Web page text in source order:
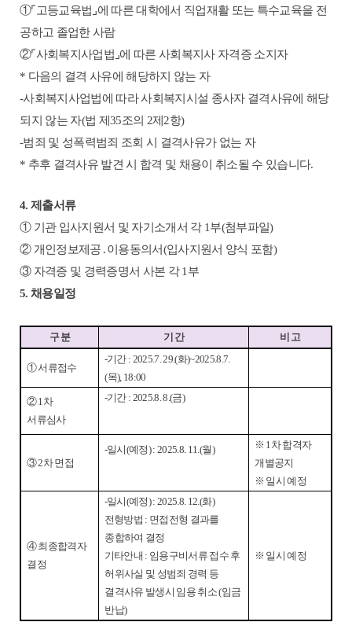
①⌜고등교육법 ⌟에 따른 대학에서 직업재활 또는 특수교육을 전
공하고 졸업한 사람
②⌜사회복지사업법 ⌟에 따른 사회복지사 자격증 소지자
* 다음의 결격 사유에 해당하지 않는 자
-사회복지사업법에 따라 사회복지시설 종사자 결격사유에 해당
되지 않는 자(법 제35조의 2제 2항)
-범죄 및 성폭력범죄 조회 시 결격사유가 없는 자
* 추후 결격사유 발견 시 합격 및 채용이 취소될 수 있습니다.
4. 제출서류
① 기관 입사지원서 및 자기소개서 각 1부(첨부파일)
② 개인정보제공 ․이용동의서(입사지원서 양식 포함)
③ 자격증 및 경력증명서 사본 각1 부
5. 채용일정
구 분 기 간 비 고
①서류접수
-기간 : 2025.7. 29.(화)~2025.8.7.
(목), 18:00
②1차
서류심사
-기간 : 2025.8. 8.(금)
③2차 면접
-일시 (예정) : 2025.8. 11.(월) ※ 1차 합격자
개별공지
※ 일시 예정
④최종합격자
결정
-일시 (예정) : 2025.8. 12.(화)
전형방법 : 면접전형 결과를
종합하여 결정
기타안내 : 임용구비서류 접수 후
허위사실 및 성범죄 경력 등
결격사유 발생시 임용 취소(임금
반납)
※ 일시 예정